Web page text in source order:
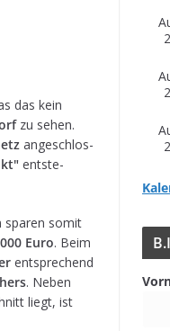
das kein
zu sehen.
ange­schlos­
ent­ste­
spa­ren somit
Euro. Beim
ent­spre­chend
. Neben
liegt, ist